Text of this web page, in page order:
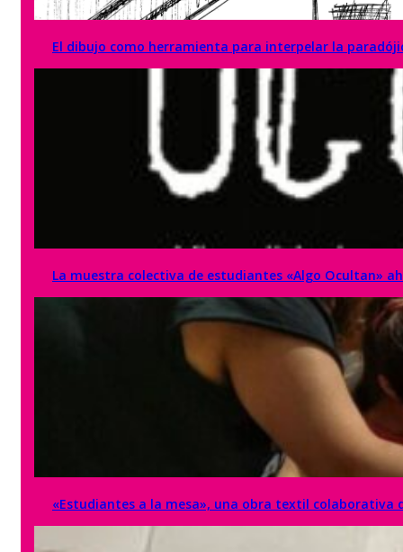
El dibujo como herramienta para interpelar la
La muestra colectiva de estudiantes «Algo Ocultan»
«Estudiantes a la mesa», una obra textil colaborativa